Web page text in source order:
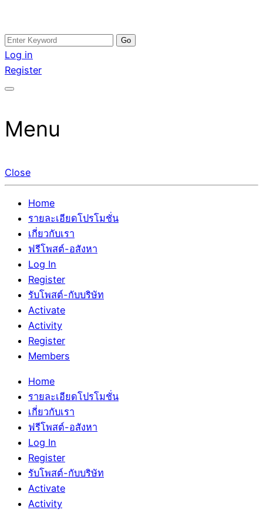
Skip
to
content
อสังหาโพสต์ รีวิวเยอะ รับจ้างโพสต์ขายบ้าน รับจ้างโพสต์อสัง
หา แตกต่างอย่างตั้งใจ รับรองผล อันดับ1 การโพสต์ขายอสังหา
กับทีมงานบริษัท บ้าน ที่ดิน คอนโด ติดGoogleหน้าแรกได้จริงๆ
รับจ้างโพสอสังหา ขายบ้าน อสังหาโพสต์ เชื่อถือได้จริง รับ
โพสต์ ที่ดิน กับทีมงานบริษัท ถูกและดีที่สุด ไม่มีค่านายหน้า
ขายได้จริงๆ ช่วยสร้างโอกาสในการขายได้มากกว่า ที่เดียว ที่
Search
for:
Log in
Register
Menu
Close
Home
รายละเอียดโปรโมชั่น
เกี่ยวกับเรา
ฟรีโพสต์-อสังหา
Log In
Register
รับโพสต์-กับบริษัท
Activate
Activity
Register
Members
Home
รายละเอียดโปรโมชั่น
เกี่ยวกับเรา
ฟรีโพสต์-อสังหา
Log In
Register
รับโพสต์-กับบริษัท
Activate
Activity